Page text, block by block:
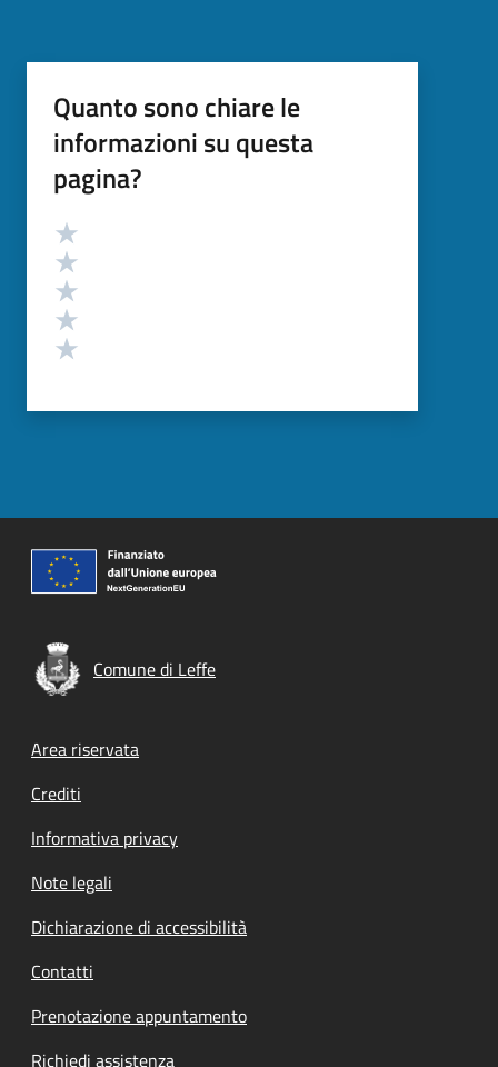
Quanto sono chiare le
informazioni su questa
pagina?
Valutazione
Comune di Leffe
Footer menu
Area riservata
Crediti
Informativa privacy
Note legali
Dichiarazione di accessibilità
Contatti
Prenotazione appuntamento
Richiedi assistenza